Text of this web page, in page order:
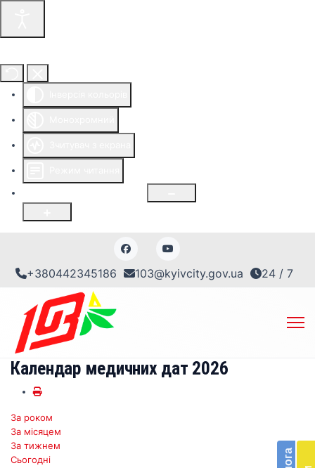
+380442345186 103@kyivcity.gov.ua 24 / 7
Календар медичних дат 2026
За роком
За місяцем
За тижнем
Сьогодні